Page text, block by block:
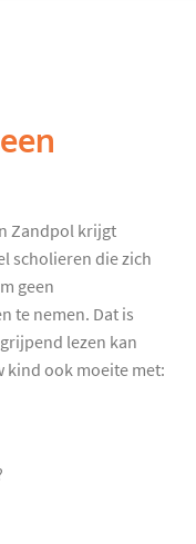
Zandpol krijgt
scholieren die zich
geen
te nemen. Dat is
lezen kan
kind ook moeite met: